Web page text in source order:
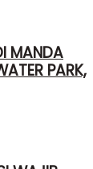
MANDA
PARK,